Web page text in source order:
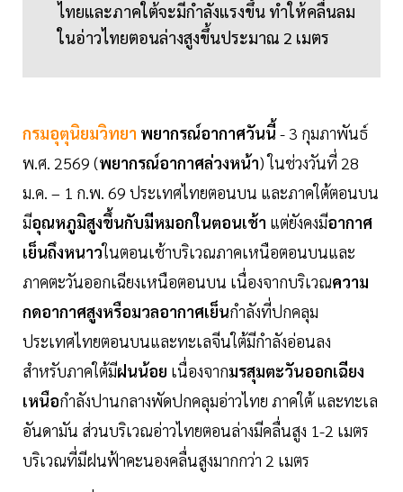
ไทยและภาคใต้จะมีกำลังแรงขึ้น ทำให้คลื่นลม
ในอ่าวไทยตอนล่างสูงขึ้นประมาณ 2 เมตร
กรมอุตุนิยมวิทยา พยากรณ์อากาศวันนี้ - 3 กุมภาพันธ์
พ.ศ. 2569 (พยากรณ์อากาศล่วงหน้า) ในช่วงวันที่ 28
ม.ค. – 1 ก.พ. 69 ประเทศไทยตอนบน และภาคใต้ตอนบน
มีอุณหภูมิสูงขึ้นกับมีหมอกในตอนเช้า แต่ยังคงมีอากาศ
เย็นถึงหนาวในตอนเช้าบริเวณภาคเหนือตอนบนและ
ภาคตะวันออกเฉียงเหนือตอนบน เนื่องจากบริเวณความ
กดอากาศสูงหรือมวลอากาศเย็นกำลังที่ปกคลุม
ประเทศไทยตอนบนและทะเลจีนใต้มีกำลังอ่อนลง
สำหรับภาคใต้มีฝนน้อย เนื่องจากมรสุมตะวันออกเฉียง
เหนือกำลังปานกลางพัดปกคลุมอ่าวไทย ภาคใต้ และทะเล
อันดามัน ส่วนบริเวณอ่าวไทยตอนล่างมีคลื่นสูง 1-2 เมตร
บริเวณที่มีฝนฟ้าคะนองคลื่นสูงมากกว่า 2 เมตร